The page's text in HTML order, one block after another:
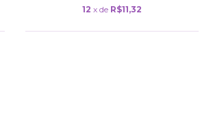
12 x de R$11,32